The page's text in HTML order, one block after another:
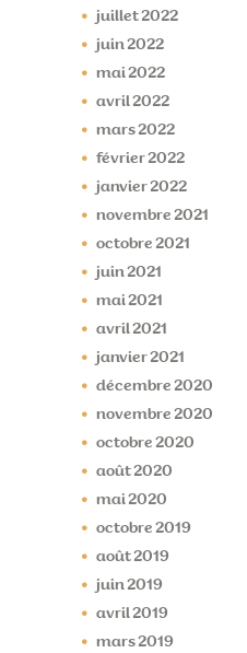
juillet2022
juin2022
mai2022
avril2022
mars2022
février2022
janvier2022
novembre 2021
octobre 2021
juin2021
mai2021
avril2021
janvier2021
décembre 2020
novembre 2020
octobre 2020
août2020
mai2020
octobre 2019
août2019
juin2019
avril2019
mars2019